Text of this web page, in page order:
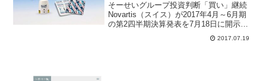
そーせいグループ投資判断「買い」継続
Novartis（スイス）が2017年4月～6月期
の第2四半期決算発表を7月18日に開示し
た。ノバルティス社はそーせいグループ
が権利を保有するＣＯＰＤ治療薬（慢性
2017.07.19